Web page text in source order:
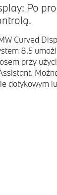
Po
Curved
8.5
przy
dotykowym